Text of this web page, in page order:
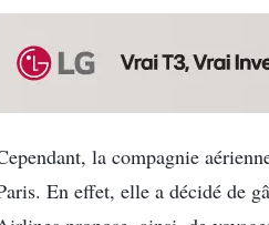
la compagnie
En effet, elle a décidé de